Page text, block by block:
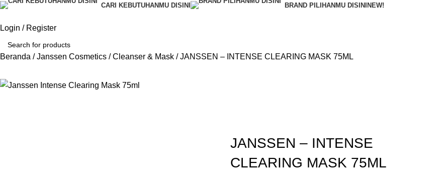
CARI KEBUTUHANMU DISINI BRAND PILIHANMU DISINI NEW!
Login / Register
Beranda Janssen Cosmetics Cleanser & Mask JANSSEN – INTENSE CLEARING MASK 75ML
JANSSEN – INTENSE
CLEARING MASK 75ML